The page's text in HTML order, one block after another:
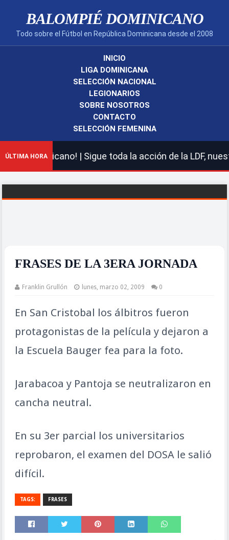
BALOMPIÉ DOMINICANO
Todo sobre el Fútbol en República Dominicana desde el 2008
INICIO
LIGA DOMINICANA
SELECCIÓN NACIONAL
LEGIONARIOS
SOBRE NOSOTROS
CONTACTO
SELECCIÓN FEMENINA
ÚLTIMA HORA
Dominicano! | Sigue toda la acción de la LDF,
FRASES DE LA 3ERA JORNADA
Franklin Grullón lunes, marzo 02, 2009 0
En San Cristobal los álbitros fueron
protagonistas de la película y dejaron a
la Escuela Bauger fea para la foto.
Jarabacoa y Pantoja se neutralizaron en
cancha neutral.
En su 3er parcial los universitarios
reprobaron, el examen del DOSA le salió
difícil.
TAGS: FRASES